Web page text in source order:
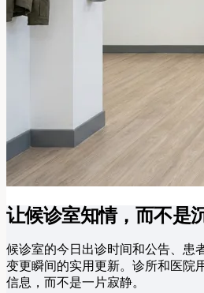
让候诊室知情，而不是
候诊室的今日出诊时间和公告、患
变更瞬间的实用更新。诊所和医院
信息，而不是一片寂静。